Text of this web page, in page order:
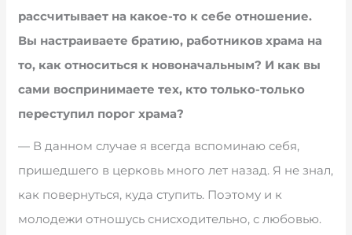
рассчитывает на какое-то к себе отношение.
Вы настраиваете братию, работников храма на
то, как относиться к новоначальным? И как вы
сами воспринимаете тех, кто только-только
переступил порог храма?
— В данном случае я всегда вспоминаю себя,
пришедшего в церковь много лет назад. Я не знал,
как повернуться, куда ступить. Поэтому и к
молодежи отношусь снисходительно, с любовью.